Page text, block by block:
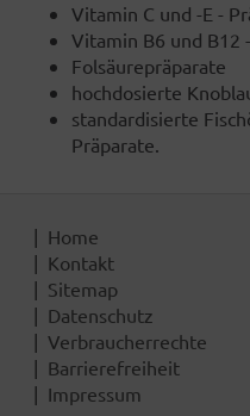
Vitamin C und -E -
Vitamin B6 und B12
Folsäurepräparate
hochdosierte
standardisierte
Präparate.
Home
Kontakt
Sitemap
Datenschutz
Verbraucherrechte
Barrierefreiheit
Impressum